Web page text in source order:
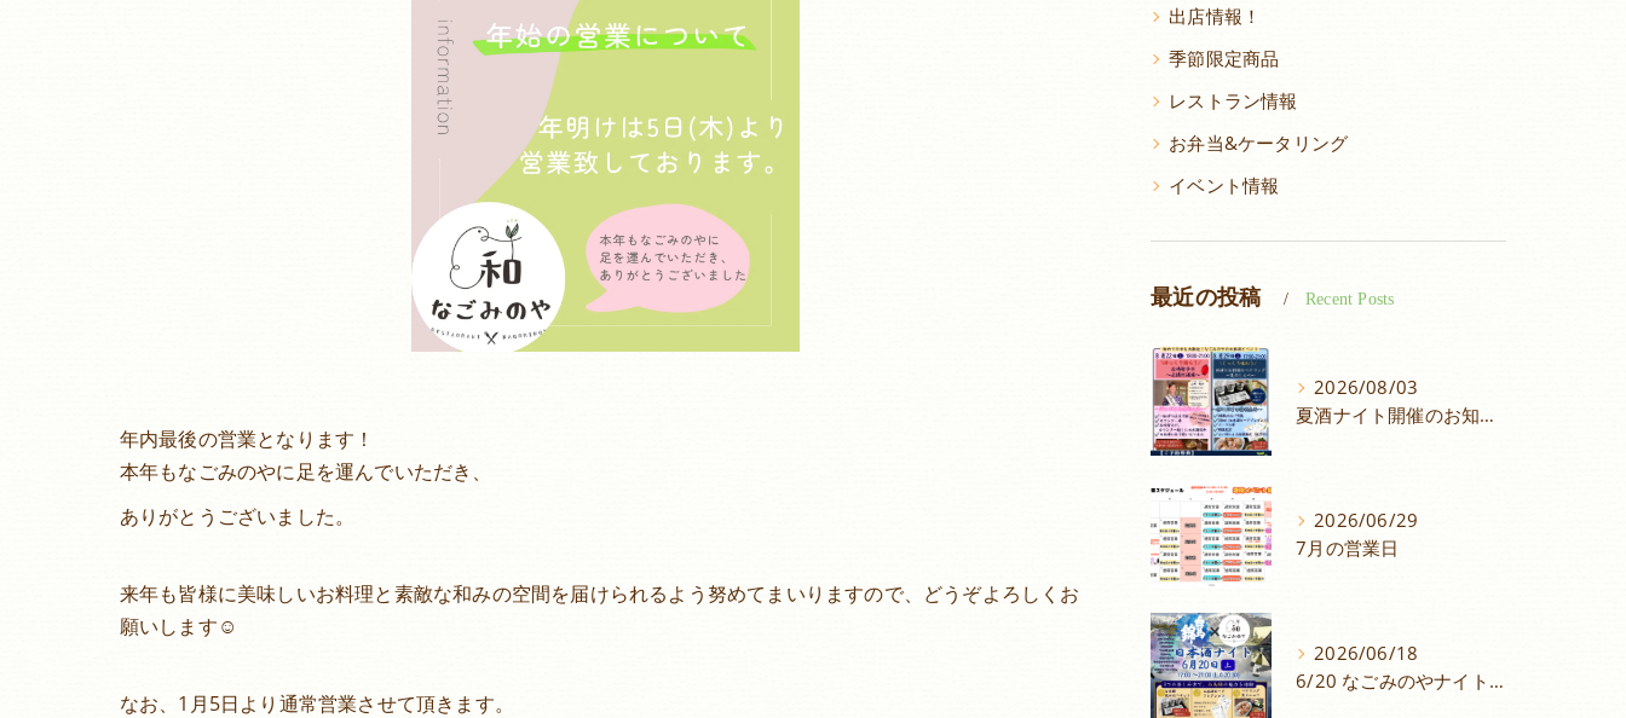
年内最後の営業となります！
本年もなごみのやに足を運んでいただき、
ありがとうございました。
来年も皆様に美味しいお料理と素敵な和みの空間を届けられるよう努めてまいりますので、どうぞよろしくお
願いします☺️
なお、1月5日より通常営業させて頂きます。
出店情報！
季節限定商品
レストラン情報
お弁当&ケータリング
イベント情報
最近の投稿 Recent Posts
2026/08/03
夏酒ナイト開催のお知らせ
2026/06/29
7月の営業日
2026/06/18
6/20 なごみのやナイトイベントメニュー！